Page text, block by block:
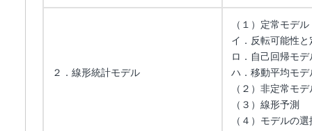
２．線形統計モデル
（１）定常モデル
イ．反転可能性と
ロ．自己回帰モデ
ハ．移動平均モデ
（２）非定常モデ
（３）線形予測
（４）モデルの選